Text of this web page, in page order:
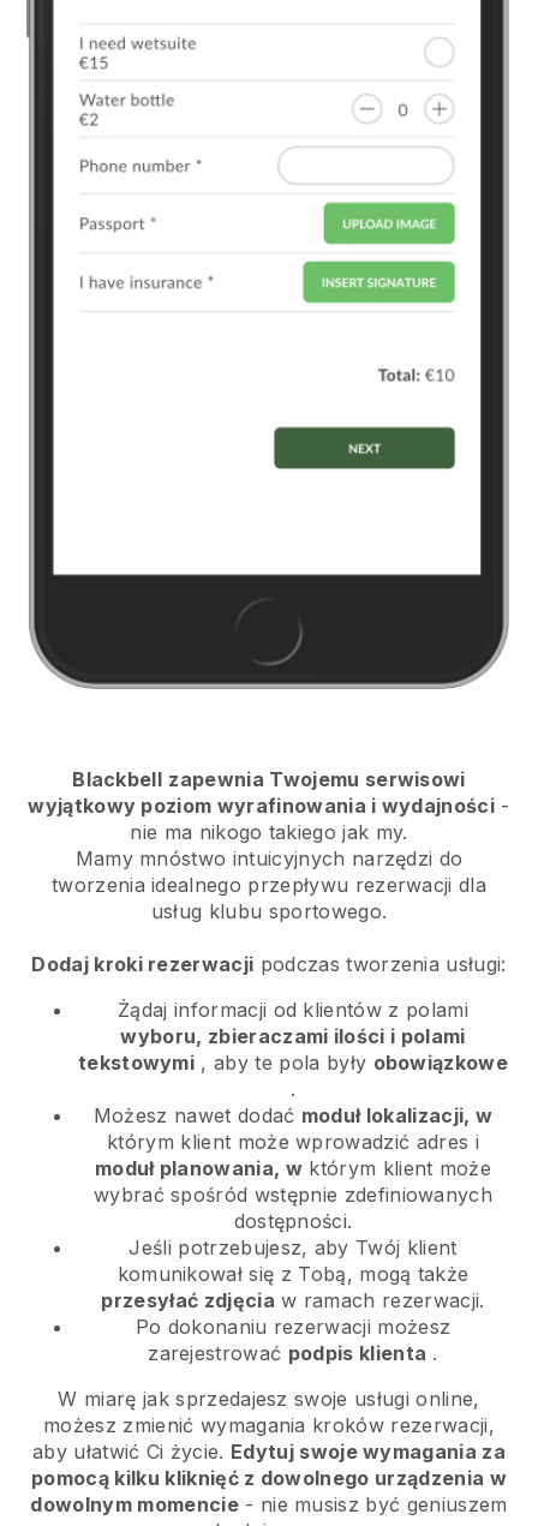
Blackbell zapewnia Twojemu serwisowi
wyjątkowy poziom wyrafinowania i wydajności -
nie ma nikogo takiego jak my.
Mamy mnóstwo intuicyjnych narzędzi do
tworzenia idealnego przepływu rezerwacji dla
usług klubu sportowego.
Dodaj kroki rezerwacji podczas tworzenia usługi:
Żądaj informacji od klientów z polami
wyboru, zbieraczami ilości i polami
tekstowymi , aby te pola były obowiązkowe
.
Możesz nawet dodać moduł lokalizacji, w
którym klient może wprowadzić adres i
moduł planowania, w którym klient może
wybrać spośród wstępnie zdefiniowanych
dostępności.
Jeśli potrzebujesz, aby Twój klient
komunikował się z Tobą, mogą także
przesyłać zdjęcia w ramach rezerwacji.
Po dokonaniu rezerwacji możesz
zarejestrować podpis klienta .
W miarę jak sprzedajesz swoje usługi online,
możesz zmienić wymagania kroków rezerwacji,
aby ułatwić Ci życie. Edytuj swoje wymagania za
pomocą kilku kliknięć z dowolnego urządzenia w
dowolnym momencie- nie musisz być geniuszem